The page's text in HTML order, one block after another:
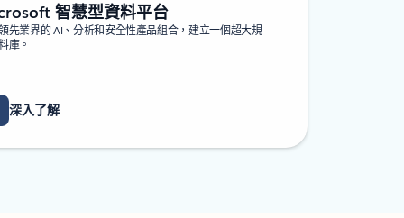
智慧型資料平台
先業界的 AI、分析和安全性產品組合，建立一個超大規
庫。
深入了解